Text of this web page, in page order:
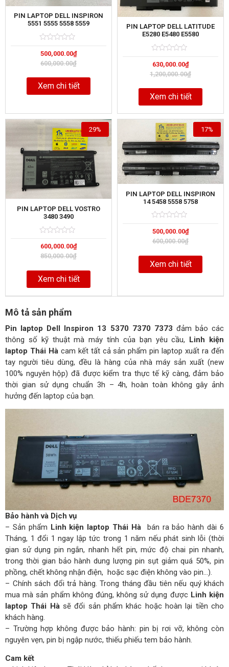
PIN LAPTOP DELL INSPIRON
5551 5555 5558 5559
0
out
of
600,000.00₫
500,000.00₫
Xem chi tiết
PIN LAPTOP DELL LATITUDE
E5280 E5480 E5580
0
out
of
1,200,000.00₫
630,000.00₫
Xem chi tiết
PIN LAPTOP DELL VOSTRO
3480 3490
0
out
of
850,000.00₫
600,000.00₫
29%
Xem chi tiết
PIN LAPTOP DELL INSPIRON
14 5458 5558 5758
0
out
of
600,000.00₫
500,000.00₫
17%
Xem chi tiết
Mô tả sản phẩm
Pin laptop Dell Inspiron 13 5370 7370 7373 đảm bảo các
thông số kỹ thuật mà máy tính của bạn yêu cầu, Linh kiện
laptop Thái Hàcam kết tất cả sản phẩm pin laptop xuất ra đến
tay người tiêu dùng, đều là hàng của nhà máy sản xuất (new
100% nguyên hộp) đã được kiểm tra thực tế kỹ càng, đảm bảo
thời gian sử dụng chuẩn 3h – 4h, hoàn toàn không gây ảnh
hưởng đến laptop của bạn.
Bảo hành và Dịch vụ
– Sản phẩm Linh kiện laptop Thái Hà bán ra bảo hành dài 6
Tháng, 1 đổi 1 ngay lập tức trong 1 năm nếu phát sinh lỗi (thời
gian sử dụng pin ngắn, nhanh hết pin, mức độ chai pin nhanh,
trong thời gian bảo hành dung lượng pin sụt giảm quá 50%, pin
phồng, chết không nhận điện, hoặc sạc điện không vào pin…).
– Chính sách đổi trả hàng. Trong tháng đầu tiên nếu quý khách
mua mà sản phẩm không đúng, không sử dụng được Linh kiện
laptop Thái Hàsẽ đổi sản phẩm khác hoặc hoàn lại tiền cho
khách hàng.
– Trường hợp không được bảo hành: pin bị rơi vỡ, không còn
nguyên vẹn, pin bị ngập nước, thiếu phiếu tem bảo hành.
Cam kết